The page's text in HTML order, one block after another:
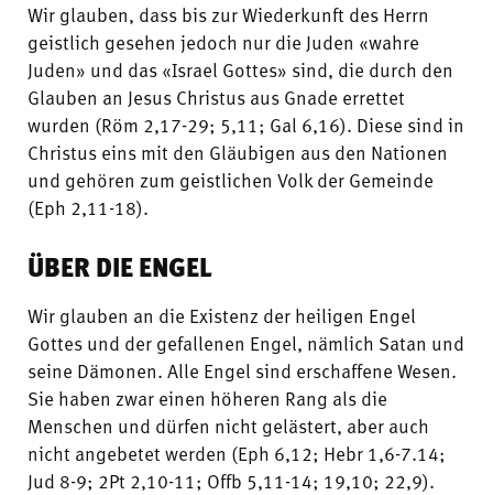
Wir glauben, dass bis zur Wiederkunft des Herrn
geistlich gesehen jedoch nur die Juden «wahre
Juden» und das «Israel Gottes» sind, die durch den
Glauben an Jesus Christus aus Gnade errettet
wurden (Röm 2,17-29; 5,11; Gal 6,16). Diese sind in
Christus eins mit den Gläubigen aus den Nationen
und gehören zum geistlichen Volk der Gemeinde
(Eph 2,11-18).
ÜBER DIE ENGEL
Wir glauben an die Existenz der heiligen Engel
Gottes und der gefallenen Engel, nämlich Satan und
seine Dämonen. Alle Engel sind erschaffene Wesen.
Sie haben zwar einen höheren Rang als die
Menschen und dürfen nicht gelästert, aber auch
nicht angebetet werden (Eph 6,12; Hebr 1,6-7.14;
Jud 8-9; 2Pt 2,10-11; Offb 5,11-14; 19,10; 22,9).